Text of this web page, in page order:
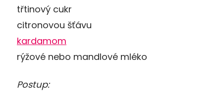
třtinový cukr
citronovou šťávu
kardamom
rýžové nebo mandlové mléko
Postup: